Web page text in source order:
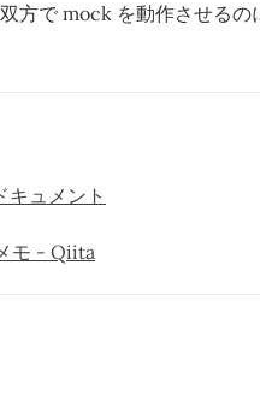
で mock を動作させるの
ュメント
モ - Qiita